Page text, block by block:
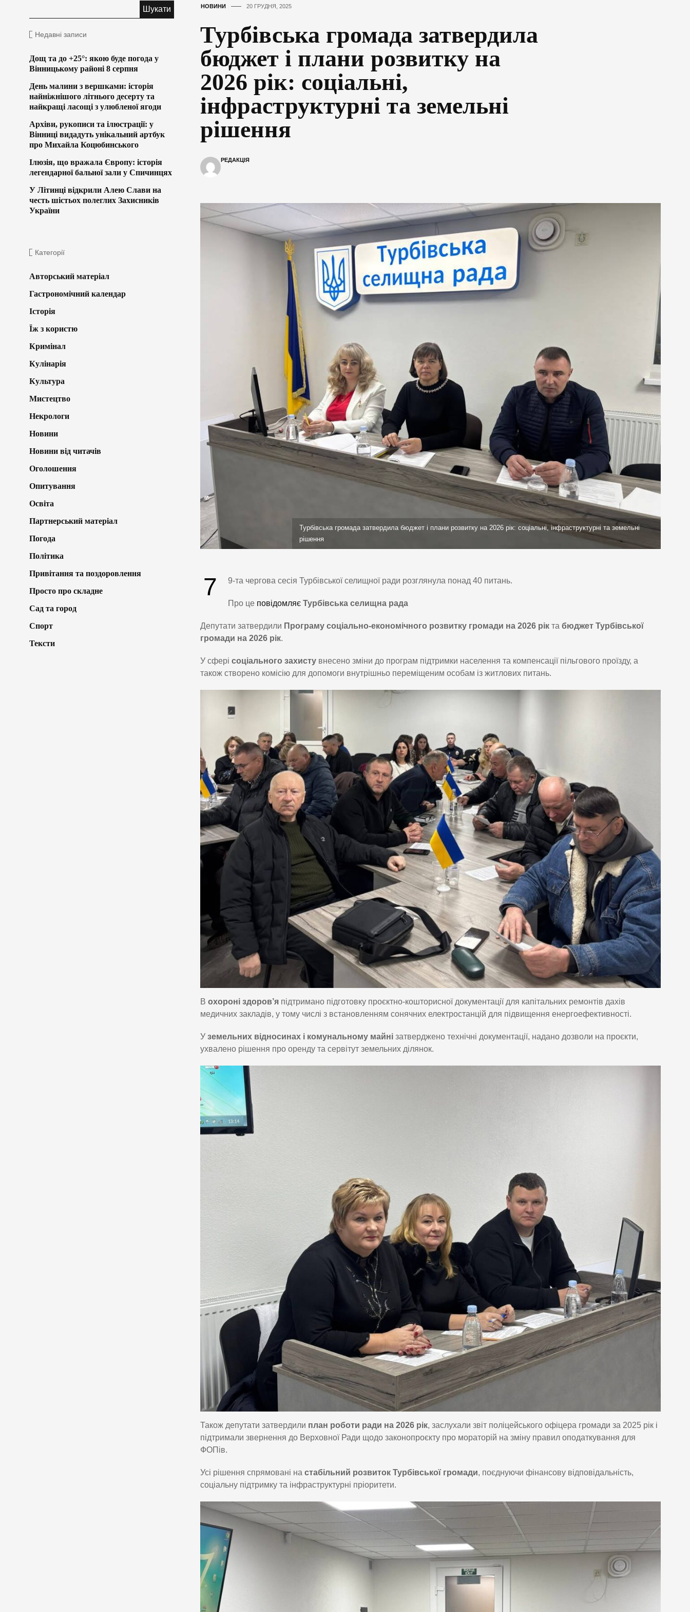
НОВИНИ 20 ГРУДНЯ, 2025
Турбівська громада затвердила
бюджет і плани розвитку на
2026 рік: соціальні,
інфраструктурні та земельні
рішення
РЕДАКЦІЯ
Турбівська громада затвердила бюджет і плани розвитку на 2026 рік: соціальні, інфраструктурні та земельні
рішення
7 9-та чергова сесія Турбівської селищної ради розглянула понад 40 питань.
Про це повідомляє Турбівська селищна рада
Депутати затвердили Програму соціально-економічного розвитку громади на 2026 рікта бюджет Турбівської
громади на 2026 рік.
У сфері соціального захистувнесено зміни до програм підтримки населення та компенсації пільгового проїзду, а
також створено комісію для допомоги внутрішньо переміщеним особам із житлових питань.
В охороні здоров’япідтримано підготовку проєктно-кошторисної документації для капітальних ремонтів дахів
медичних закладів, у тому числі з встановленням сонячних електростанцій для підвищення енергоефективності.
У земельних відносинах і комунальному майнізатверджено технічні документації, надано дозволи на проєкти,
ухвалено рішення про оренду та сервітут земельних ділянок.
Також депутати затвердили план роботи ради на 2026 рік, заслухали звіт поліцейського офіцера громади за 2025 рік і
підтримали звернення до Верховної Ради щодо законопроєкту про мораторій на зміну правил оподаткування для
ФОПів.
Усі рішення спрямовані на стабільний розвиток Турбівської громади, поєднуючи фінансову відповідальність,
соціальну підтримку та інфраструктурні пріоритети.
Недавні записи
Дощ та до +25°: якою буде погода у
Вінницькому районі 8 серпня
День малини з вершками: історія
найніжнішого літнього десерту та
найкращі ласощі з улюбленої ягоди
Архіви, рукописи та ілюстрації: у
Вінниці видадуть унікальний артбук
про Михайла Коцюбинського
Ілюзія, що вражала Європу: історія
легендарної бальної зали у Спичинцях
У Літинці відкрили Алею Слави на
честь шістьох полеглих Захисників
України
Категорії
Авторський матеріал
Гастрономічний календар
Історія
Їж з користю
Кримінал
Кулінарія
Культура
Мистецтво
Некрологи
Новини
Новини від читачів
Оголошення
Опитування
Освіта
Партнерський матеріал
Погода
Політика
Привітання та поздоровлення
Просто про складне
Сад та город
Спорт
Тексти